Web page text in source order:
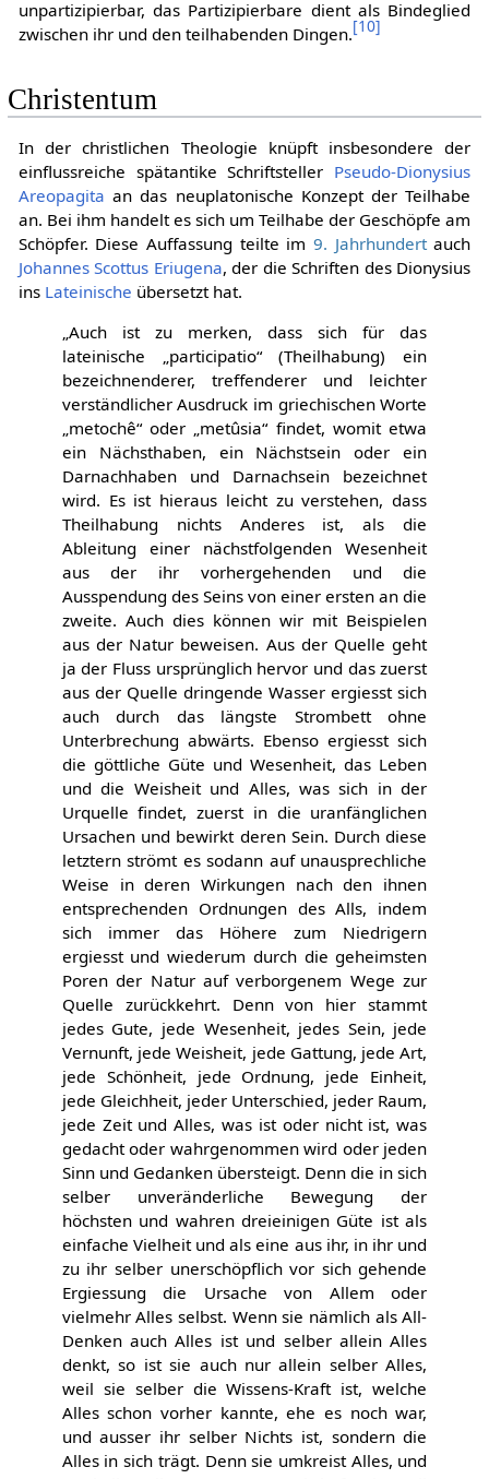
unpartizipierbar, das Partizipierbare dient als Bindeglied
zwischen ihr und den teilhabenden Dingen.[10]
Christentum
In der christlichen Theologie knüpft insbesondere der
einflussreiche spätantike Schriftsteller Pseudo-Dionysius
Areopagita an das neuplatonische Konzept der Teilhabe
an. Bei ihm handelt es sich um Teilhabe der Geschöpfe am
Schöpfer. Diese Auffassung teilte im 9. Jahrhundertauch
Johannes Scottus Eriugena, der die Schriften des Dionysius
ins Lateinische übersetzt hat.
„Auch ist zu merken, dass sich für das
lateinische „participatio“ (Theilhabung) ein
bezeichnenderer, treffenderer und leichter
verständlicher Ausdruck im griechischen Worte
„metochê“ oder „metûsia“ findet, womit etwa
ein Nächsthaben, ein Nächstsein oder ein
Darnachhaben und Darnachsein bezeichnet
wird. Es ist hieraus leicht zu verstehen, dass
Theilhabung nichts Anderes ist, als die
Ableitung einer nächstfolgenden Wesenheit
aus der ihr vorhergehenden und die
Ausspendung des Seins von einer ersten an die
zweite. Auch dies können wir mit Beispielen
aus der Natur beweisen. Aus der Quelle geht
ja der Fluss ursprünglich hervor und das zuerst
aus der Quelle dringende Wasser ergiesst sich
auch durch das längste Strombett ohne
Unterbrechung abwärts. Ebenso ergiesst sich
die göttliche Güte und Wesenheit, das Leben
und die Weisheit und Alles, was sich in der
Urquelle findet, zuerst in die uranfänglichen
Ursachen und bewirkt deren Sein. Durch diese
letztern strömt es sodann auf unausprechliche
Weise in deren Wirkungen nach den ihnen
entsprechenden Ordnungen des Alls, indem
sich immer das Höhere zum Niedrigern
ergiesst und wiederum durch die geheimsten
Poren der Natur auf verborgenem Wege zur
Quelle zurückkehrt. Denn von hier stammt
jedes Gute, jede Wesenheit, jedes Sein, jede
Vernunft, jede Weisheit, jede Gattung, jede Art,
jede Schönheit, jede Ordnung, jede Einheit,
jede Gleichheit, jeder Unterschied, jeder Raum,
jede Zeit und Alles, was ist oder nicht ist, was
gedacht oder wahrgenommen wird oder jeden
Sinn und Gedanken übersteigt. Denn die in sich
selber unveränderliche Bewegung der
höchsten und wahren dreieinigen Güte ist als
einfache Vielheit und als eine aus ihr, in ihr und
zu ihr selber unerschöpflich vor sich gehende
Ergiessung die Ursache von Allem oder
vielmehr Alles selbst. Wenn sie nämlich als All-
Denken auch Alles ist und selber allein Alles
denkt, so ist sie auch nur allein selber Alles,
weil sie selber die Wissens-Kraft ist, welche
Alles schon vorher kannte, ehe es noch war,
und ausser ihr selber Nichts ist, sondern die
Alles in sich trägt. Denn sie umkreist Alles, und